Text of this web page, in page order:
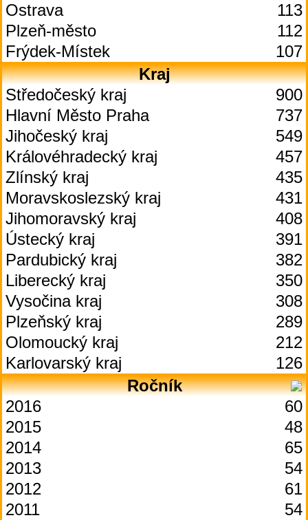
Ostrava
113
Plzeň-město
112
Frýdek-Místek
107
Kraj
Středočeský kraj
900
Hlavní Město Praha
737
Jihočeský kraj
549
Královéhradecký kraj
457
Zlínský kraj
435
Moravskoslezský kraj
431
Jihomoravský kraj
408
Ústecký kraj
391
Pardubický kraj
382
Liberecký kraj
350
Vysočina kraj
308
Plzeňský kraj
289
Olomoucký kraj
212
Karlovarský kraj
126
Ročník
2016
60
2015
48
2014
65
2013
54
2012
61
2011
54